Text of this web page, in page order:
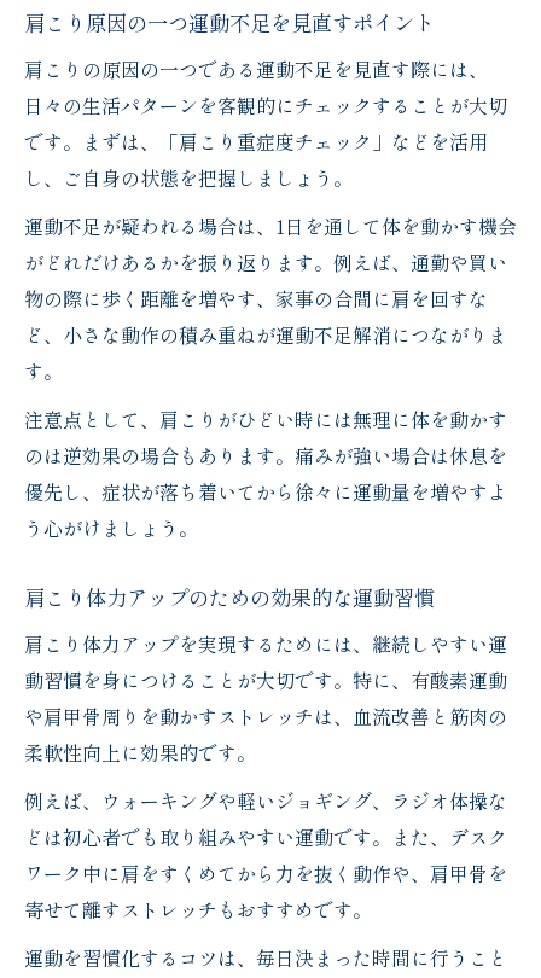
肩こり原因の一つ運動不足を見直すポイント
肩こりの原因の一つである運動不足を見直す際には、
日々の生活パターンを客観的にチェックすることが大切
です。まずは、「肩こり重症度チェック」などを活用
し、ご自身の状態を把握しましょう。
運動不足が疑われる場合は、1日を通して体を動かす機会
がどれだけあるかを振り返ります。例えば、通勤や買い
物の際に歩く距離を増やす、家事の合間に肩を回すな
ど、小さな動作の積み重ねが運動不足解消につながりま
す。
注意点として、肩こりがひどい時には無理に体を動かす
のは逆効果の場合もあります。痛みが強い場合は休息を
優先し、症状が落ち着いてから徐々に運動量を増やすよ
う心がけましょう。
肩こり体力アップのための効果的な運動習慣
肩こり体力アップを実現するためには、継続しやすい運
動習慣を身につけることが大切です。特に、有酸素運動
や肩甲骨周りを動かすストレッチは、血流改善と筋肉の
柔軟性向上に効果的です。
例えば、ウォーキングや軽いジョギング、ラジオ体操な
どは初心者でも取り組みやすい運動です。また、デスク
ワーク中に肩をすくめてから力を抜く動作や、肩甲骨を
寄せて離すストレッチもおすすめです。
運動を習慣化するコツは、毎日決まった時間に行うこと